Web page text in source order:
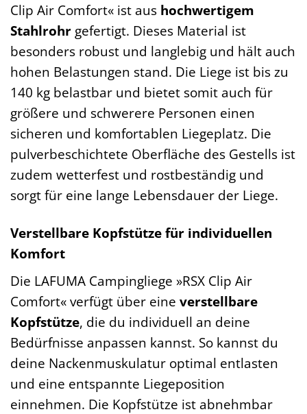
Clip Air Comfort« ist aus hochwertigem
Stahlrohr gefertigt. Dieses Material ist
besonders robust und langlebig und hält auch
hohen Belastungen stand. Die Liege ist bis zu
140 kg belastbar und bietet somit auch für
größere und schwerere Personen einen
sicheren und komfortablen Liegeplatz. Die
pulverbeschichtete Oberfläche des Gestells ist
zudem wetterfest und rostbeständig und
sorgt für eine lange Lebensdauer der Liege.
Verstellbare Kopfstütze für individuellen
Komfort
Die LAFUMA Campingliege »RSX Clip Air
Comfort« verfügt über eine verstellbare
Kopfstütze, die du individuell an deine
Bedürfnisse anpassen kannst. So kannst du
deine Nackenmuskulatur optimal entlasten
und eine entspannte Liegeposition
einnehmen. Die Kopfstütze ist abnehmbar